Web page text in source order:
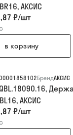
АКСИC
₽/шт
в корзину
БрендАКСИС
АКСИC
₽/шт